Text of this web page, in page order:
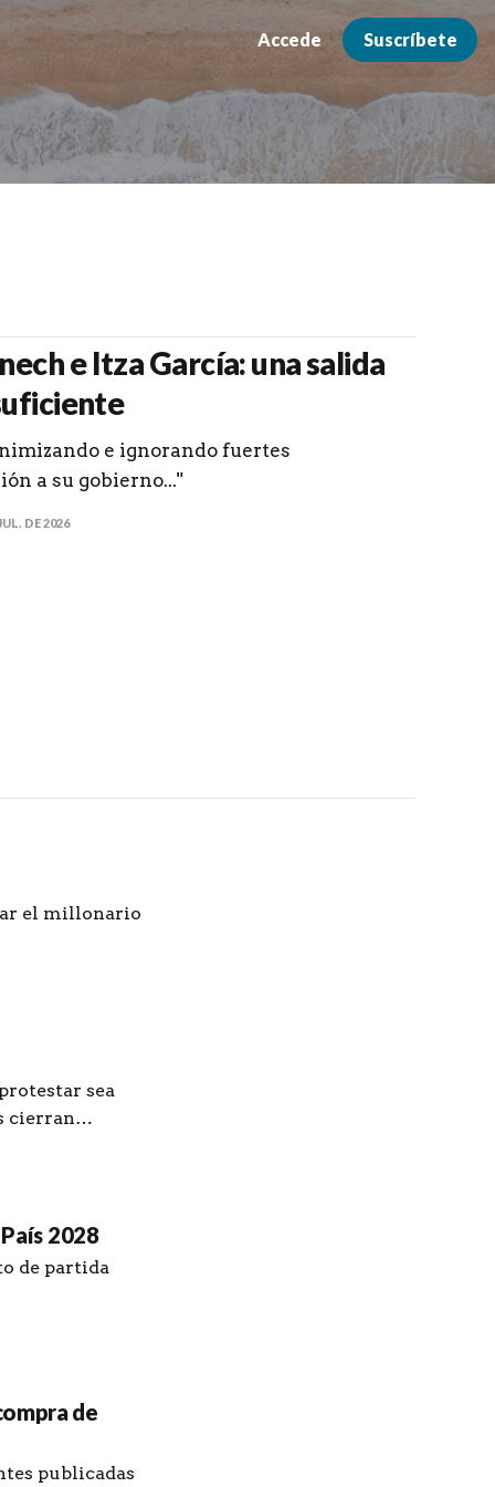
Accede Suscríbete
e Itza García: una salida
e ignorando fuertes
a su gobierno..."
DE 2026
el millonario
sea
cierran
2028
de partida
de
publicadas